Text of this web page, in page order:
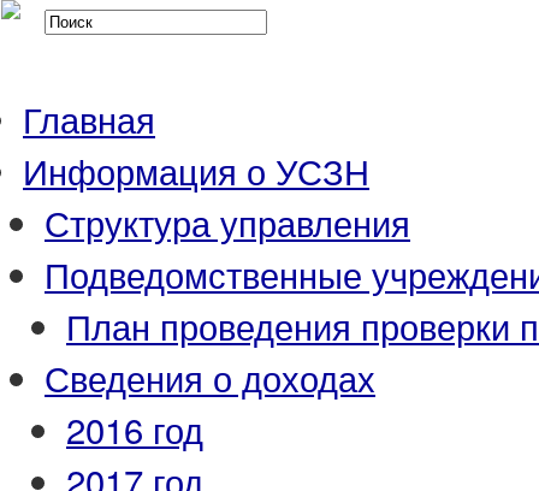
Главная
Информация о УСЗН
Структура управления
Подведомственные
План проведения проверки
Сведения о доходах
2016 год
2017 год